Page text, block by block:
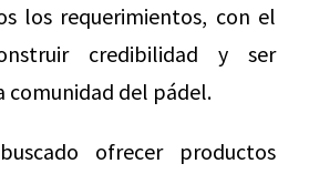
los requerimientos, con el
credibilidad y ser
comunidad del pádel.
ofrecer productos